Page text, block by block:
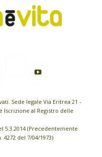
Sede legale Via Eritrea 21 -
Iscrizione al Registro delle
5.3.2014 (Precedentemente
del 7/04/1973)